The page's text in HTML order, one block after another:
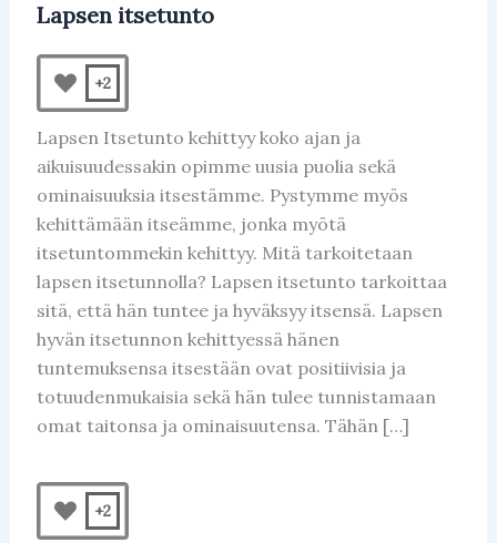
Lapsen itsetunto
+2
Lapsen Itsetunto kehittyy koko ajan ja
aikuisuudessakin opimme uusia puolia sekä
ominaisuuksia itsestämme. Pystymme myös
kehittämään itseämme, jonka myötä
itsetuntommekin kehittyy. Mitä tarkoitetaan
lapsen itsetunnolla? Lapsen itsetunto tarkoittaa
sitä, että hän tuntee ja hyväksyy itsensä. Lapsen
hyvän itsetunnon kehittyessä hänen
tuntemuksensa itsestään ovat positiivisia ja
totuudenmukaisia sekä hän tulee tunnistamaan
omat taitonsa ja ominaisuutensa. Tähän […]
+2